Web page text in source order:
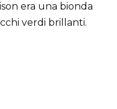
era una bionda
verdi brillanti.